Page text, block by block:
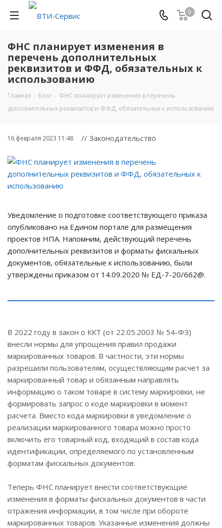
0
ФНС планирует изменения в
перечень дополнительных
реквизитов и ФФД, обязательных к
использованию
Главная - Блог - ФНС планирует изменения в перечень
дополнительных реквизитов и ФФД, обязательных к использованию
16 февраля 2023 11:48 // Законодательство
Уведомление о подготовке соответствующего приказа
опубликовано на Едином портале для размещения
проектов НПА. Напомним, действующий перечень
дополнительных реквизитов и форматы фискальных
документов, обязательные к использованию, были
утверждены приказом от 14.09.2020 № ЕД-7-20/662@.
В 2022 году в закон о ККТ (от 22.05.2003 № 54-ФЗ)
внесли нормы для упрощения правил продажи
маркированных товаров. В частности, эти нормы
разрешили пользователям, осуществляющим расчет за
маркированный товар и обязанным направлять
информацию о таком товаре в систему маркировки, не
формировать запрос о коде маркировки в момент
расчета. Вместо кода маркировки в уведомление о
реализации маркированного товара можно просто
включить его товарный код, входящий в состав кода
идентификации, определяемого по установленным
форматам фискальных документов.
Теперь ФНС планирует внести соответствующие
изменения в форматы фискальных документов в части
отражения информации, в том числе при обороте
маркированных товаров. Указанные изменения должны